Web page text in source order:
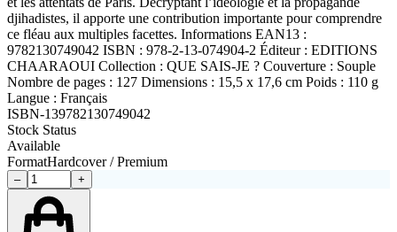
djihadistes, il apporte une contribution importante pour comprendre
ce fléau aux multiples facettes. Informations EAN13 :
9782130749042 ISBN : 978-2-13-074904-2 Éditeur : EDITIONS
CHAARAOUI Collection : QUE SAIS-JE ? Couverture : Souple
Nombre de pages : 127 Dimensions : 15,5 x 17,6 cm Poids : 110 g
Langue : Français
ISBN-139782130749042
Stock Status
Available
FormatHardcover / Premium
– +